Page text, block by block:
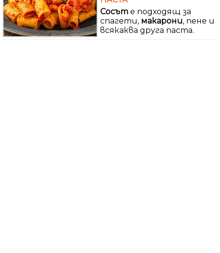
Сосът е подходящ за
спагети, макарони, пене и
всякаква друга паста.